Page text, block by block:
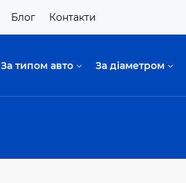
Блог Контакти
За типом авто За діаметром